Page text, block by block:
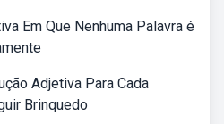
Em Que Nenhuma Palavra é
Adjetiva Para Cada
Brinquedo